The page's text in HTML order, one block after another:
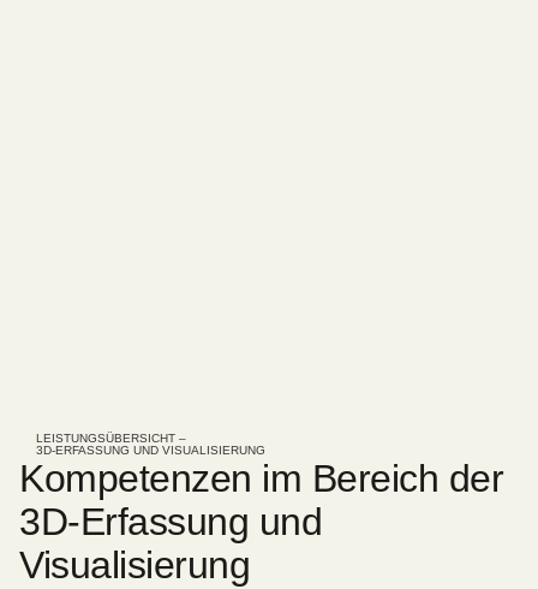
LEISTUNGSÜBERSICHT –
3D-ERFASSUNG UND VISUALISIERUNG
Kompetenzen im Bereich der
3D-Erfassung und
Visualisierung